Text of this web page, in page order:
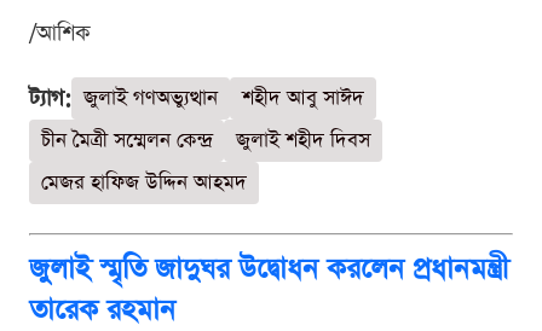
/আশিক
ট্যাগ: জুলাই গণঅভ্যুত্থান
শহীদ আবু সাঈদ
চীন মৈত্রী সম্মেলন কেন্দ্র
জুলাই শহীদ দিবস
মেজর হাফিজ উদ্দিন আহমদ
জুলাই স্মৃতি জাদুঘর উদ্বোধন করলেন প্রধানমন্ত্রী
তারেক রহমান